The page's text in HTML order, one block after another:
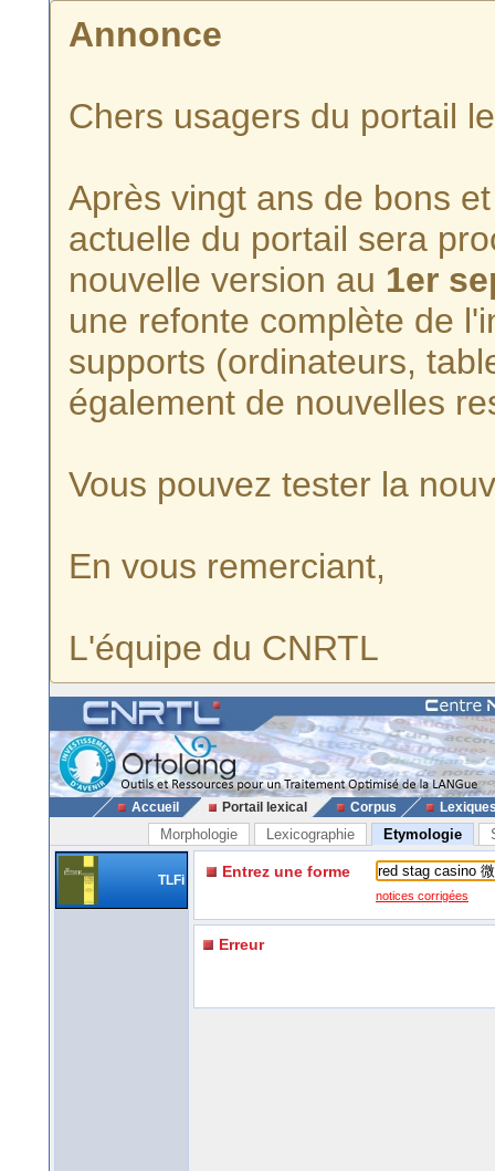
Annonce
Chers usagers du portail
Après vingt ans de bons
actuelle du portail sera
nouvelle version au 1er
une refonte complète de
supports (ordinateurs,
également de nouvelles
Vous pouvez tester la
En vous remerciant,
L'équipe du CNRTL
Accueil Portail lexical Corpus
Morphologie Lexicographie Etymologie
TLFi Entrez une forme
notices corrigées
Erreur